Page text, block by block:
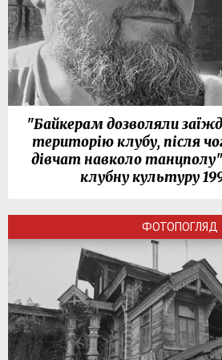
"Байкерам дозволяли
територію клубу, після
дівчат навколо
клубну культуру
ФОТОПОГЛЯД